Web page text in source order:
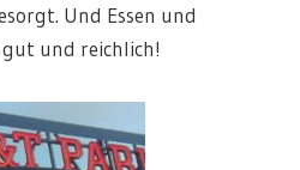
Und Essen und
gut und reichlich!